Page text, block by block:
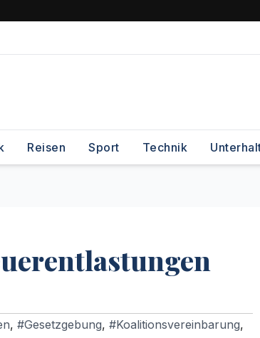
Reisen Sport Technik
, #Gesetzgebung, #Koalitionsvereinbarung,